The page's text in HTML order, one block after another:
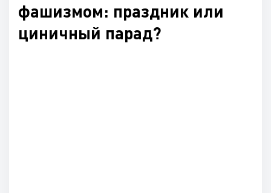
фашизмом: праздник или
циничный парад?